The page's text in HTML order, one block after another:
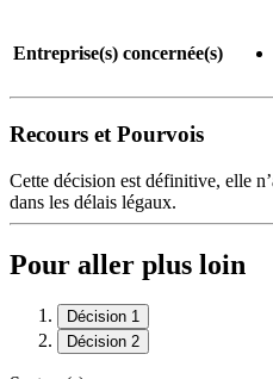
Entreprise(s) concernée(s)
Recours et Pourvois
Cette décision est définitive, elle
dans les délais légaux.
Pour aller plus loin
Décision 1
Décision 2